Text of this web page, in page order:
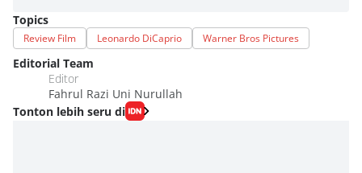
Topics
Review Film Leonardo DiCaprio Warner Bros Pictures
Editorial Team
Editor
Fahrul Razi Uni Nurullah
Tonton lebih seru di